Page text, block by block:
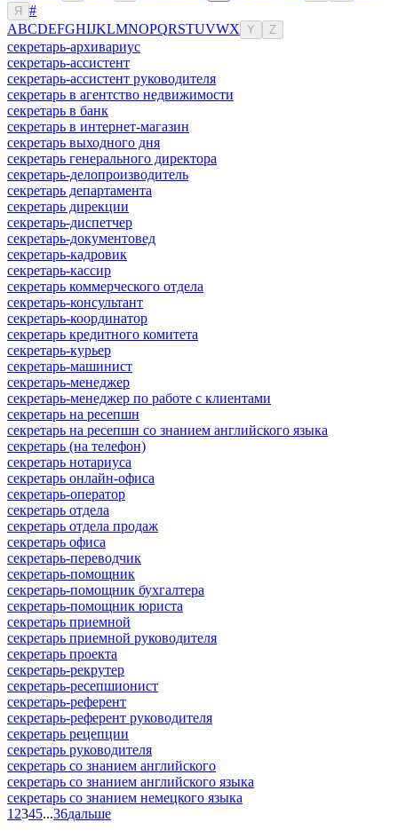
Я
#
ABCDEFGHIJKLMNOPQRSTUVWX Y Z
секретарь-архивариус
секретарь-ассистент
секретарь-ассистент руководителя
секретарь в агентство недвижимости
секретарь в банк
секретарь в интернет-магазин
секретарь выходного дня
секретарь генерального директора
секретарь-делопроизводитель
секретарь департамента
секретарь дирекции
секретарь-диспетчер
секретарь-документовед
секретарь-кадровик
секретарь-кассир
секретарь коммерческого отдела
секретарь-консультант
секретарь-координатор
секретарь кредитного комитета
секретарь-курьер
секретарь-машинист
секретарь-менеджер
секретарь-менеджер по работе с клиентами
секретарь на ресепшн
секретарь на ресепшн со знанием английского языка
секретарь (на телефон)
секретарь нотариуса
секретарь онлайн-офиса
секретарь-оператор
секретарь отдела
секретарь отдела продаж
секретарь офиса
секретарь-переводчик
секретарь-помощник
секретарь-помощник бухгалтера
секретарь-помощник юриста
секретарь приемной
секретарь приемной руководителя
секретарь проекта
секретарь-рекрутер
секретарь-ресепшионист
секретарь-референт
секретарь-референт руководителя
секретарь рецепции
секретарь руководителя
секретарь со знанием английского
секретарь со знанием английского языка
секретарь со знанием немецкого языка
1 2345...36дальше